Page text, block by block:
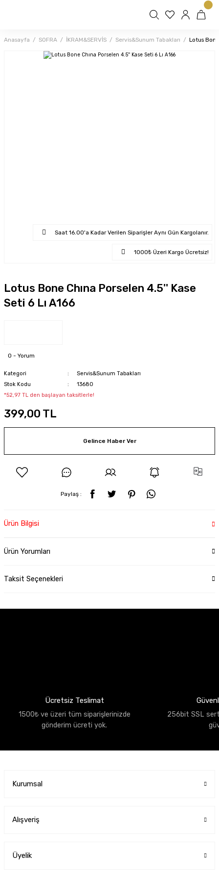
Anasayfa SOFRA İKRAM&SERVİS Servis&Sunum Tabakları Lotus
Saat 16.00'a Kadar Verilen Siparişler Aynı Gün Kargolanır.
1000₺ Üzeri Kargo Ücretsiz!
Lotus Bone Chına Porselen 4.5'' Kase
Seti 6 Lı A166
0 - Yorum
Kategori
Servis&Sunum Tabakları
Stok Kodu
13680
*52,97 TL den başlayan taksitlerle!
399,00 TL
Gelince Haber Ver
Paylaş :
Ürün Bilgisi
Ürün Yorumları
Taksit Seçenekleri
Ücretsiz Teslimat
1500₺ ve üzeri tüm siparişlerinizde
gönderim ücreti yok.
256bit SSL
Kurumsal
Alışveriş
Üyelik